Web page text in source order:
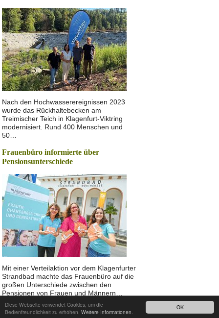
OK
Diese Webseite verwendet Cookies, um die
Bedienfreundlichkeit zu erhöhen. Weitere Informationen.
Nach den Hochwasserereignissen 2023
wurde das Rückhaltebecken am
Treimischer Teich in Klagenfurt-Viktring
modernisiert. Rund 400 Menschen und
50…
Frauenbüro informierte über
Pensionsunterschiede
Mit einer Verteilaktion vor dem Klagenfurter
Strandbad machte das Frauenbüro auf die
großen Unterschiede zwischen den
Pensionen von Frauen und Männern…
Nach oben